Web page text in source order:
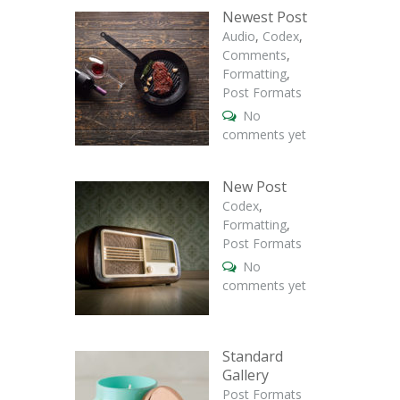
Newest Post
Audio, Codex,
Comments,
Formatting,
Post Formats
No
comments yet
New Post
Codex,
Formatting,
Post Formats
No
comments yet
Standard
Gallery
Post Formats